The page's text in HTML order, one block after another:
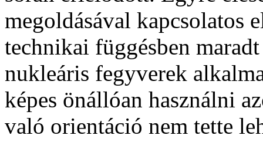
megoldásával kapcsolatos
technikai függésben
nukleáris fegyverek
képes önállóan használni
való orientáció nem tette